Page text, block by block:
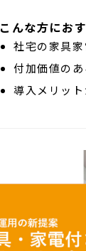
こんな方にお
社宅の家具
付加価値の
導入メリッ